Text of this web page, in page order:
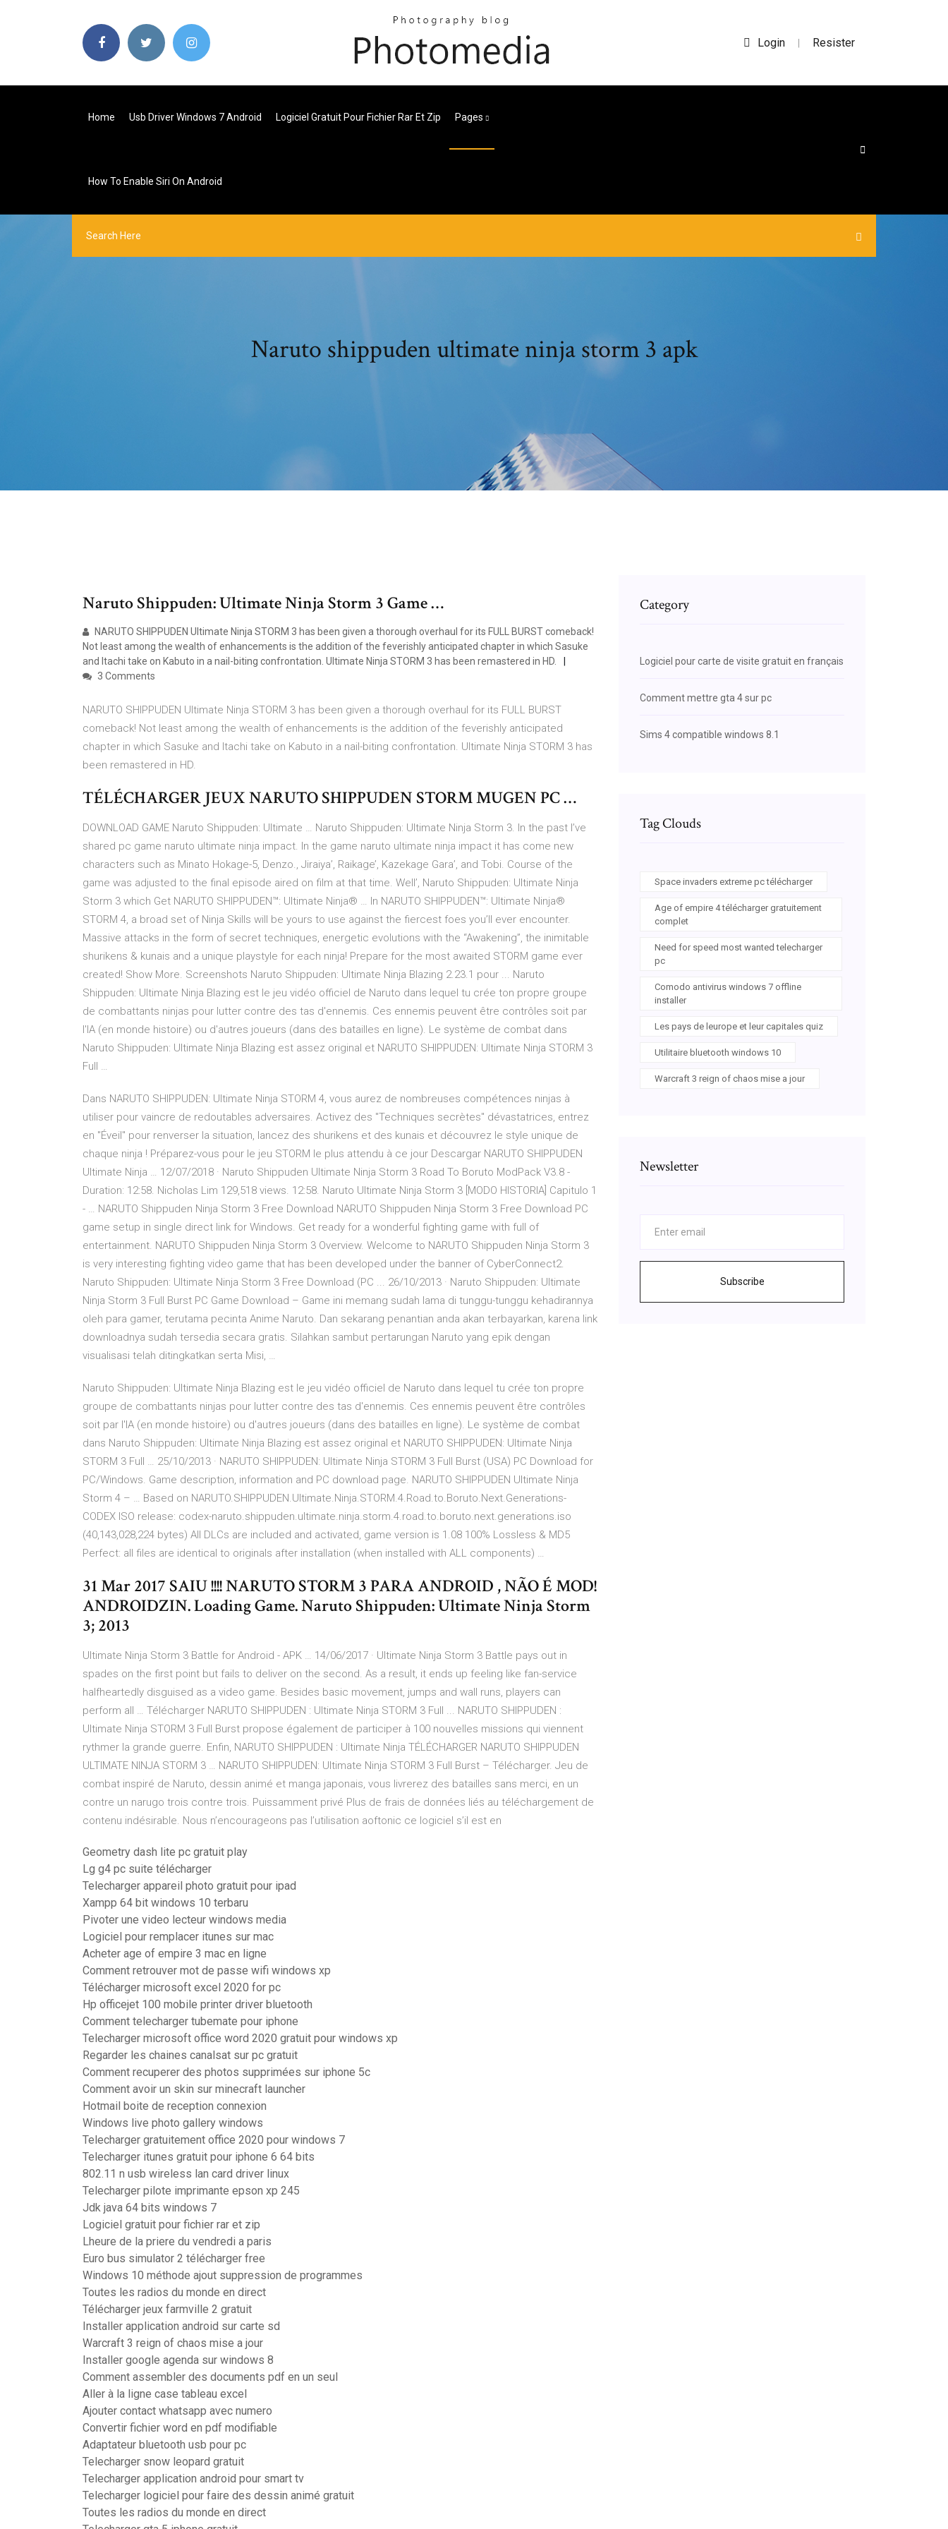
Login | Resister
Home Usb Driver Windows 7 Android Logiciel Gratuit Pour Fichier Rar Et Zip Pages
How To Enable Siri On Android
Naruto shippuden ultimate ninja storm 3 apk
Naruto Shippuden: Ultimate Ninja Storm 3 Game …
NARUTO SHIPPUDEN Ultimate Ninja STORM 3 has been given a thorough overhaul for its FULL BURST comeback!
Not least among the wealth of enhancements is the addition of the feverishly anticipated chapter in which Sasuke
and Itachi take on Kabuto in a nail-biting confrontation. Ultimate Ninja STORM 3 has been remastered in HD.
3 Comments
NARUTO SHIPPUDEN Ultimate Ninja STORM 3 has been given a thorough overhaul for its FULL BURST
comeback! Not least among the wealth of enhancements is the addition of the feverishly anticipated
chapter in which Sasuke and Itachi take on Kabuto in a nail-biting confrontation. Ultimate Ninja STORM 3 has
been remastered in HD.
TÉLÉCHARGER JEUX NARUTO SHIPPUDEN STORM MUGEN PC …
DOWNLOAD GAME Naruto Shippuden: Ultimate … Naruto Shippuden: Ultimate Ninja Storm 3. In the past I’ve
shared pc game naruto ultimate ninja impact. In the game naruto ultimate ninja impact it has come new
characters such as Minato Hokage-5, Denzo., Jiraiya’, Raikage’, Kazekage Gara’, and Tobi. Course of the
game was adjusted to the final episode aired on film at that time. Well’, Naruto Shippuden: Ultimate Ninja
Storm 3 which Get NARUTO SHIPPUDEN™: Ultimate Ninja® … In NARUTO SHIPPUDEN™: Ultimate Ninja®
STORM 4, a broad set of Ninja Skills will be yours to use against the fiercest foes you’ll ever encounter.
Massive attacks in the form of secret techniques, energetic evolutions with the “Awakening”, the inimitable
shurikens & kunais and a unique playstyle for each ninja! Prepare for the most awaited STORM game ever
created! Show More. Screenshots Naruto Shippuden: Ultimate Ninja Blazing 2.23.1 pour ... Naruto
Shippuden: Ultimate Ninja Blazing est le jeu vidéo officiel de Naruto dans lequel tu crée ton propre groupe
de combattants ninjas pour lutter contre des tas d'ennemis. Ces ennemis peuvent être contrôles soit par
l'IA (en monde histoire) ou d'autres joueurs (dans des batailles en ligne). Le système de combat dans
Naruto Shippuden: Ultimate Ninja Blazing est assez original et NARUTO SHIPPUDEN: Ultimate Ninja STORM 3
Full …
Dans NARUTO SHIPPUDEN: Ultimate Ninja STORM 4, vous aurez de nombreuses compétences ninjas à
utiliser pour vaincre de redoutables adversaires. Activez des "Techniques secrètes" dévastatrices, entrez
en "Éveil" pour renverser la situation, lancez des shurikens et des kunais et découvrez le style unique de
chaque ninja ! Préparez-vous pour le jeu STORM le plus attendu à ce jour Descargar NARUTO SHIPPUDEN
Ultimate Ninja … 12/07/2018 · Naruto Shippuden Ultimate Ninja Storm 3 Road To Boruto ModPack V3.8 -
Duration: 12:58. Nicholas Lim 129,518 views. 12:58. Naruto Ultimate Ninja Storm 3 [MODO HISTORIA] Capitulo 1
- … NARUTO Shippuden Ninja Storm 3 Free Download NARUTO Shippuden Ninja Storm 3 Free Download PC
game setup in single direct link for Windows. Get ready for a wonderful fighting game with full of
entertainment. NARUTO Shippuden Ninja Storm 3 Overview. Welcome to NARUTO Shippuden Ninja Storm 3
is very interesting fighting video game that has been developed under the banner of CyberConnect2.
Naruto Shippuden: Ultimate Ninja Storm 3 Free Download (PC ... 26/10/2013 · Naruto Shippuden: Ultimate
Ninja Storm 3 Full Burst PC Game Download – Game ini memang sudah lama di tunggu-tunggu kehadirannya
oleh para gamer, terutama pecinta Anime Naruto. Dan sekarang penantian anda akan terbayarkan, karena link
downloadnya sudah tersedia secara gratis. Silahkan sambut pertarungan Naruto yang epik dengan
visualisasi telah ditingkatkan serta Misi, …
Naruto Shippuden: Ultimate Ninja Blazing est le jeu vidéo officiel de Naruto dans lequel tu crée ton propre
groupe de combattants ninjas pour lutter contre des tas d'ennemis. Ces ennemis peuvent être contrôles
soit par l'IA (en monde histoire) ou d'autres joueurs (dans des batailles en ligne). Le système de combat
dans Naruto Shippuden: Ultimate Ninja Blazing est assez original et NARUTO SHIPPUDEN: Ultimate Ninja
STORM 3 Full … 25/10/2013 · NARUTO SHIPPUDEN: Ultimate Ninja STORM 3 Full Burst (USA) PC Download for
PC/Windows. Game description, information and PC download page. NARUTO SHIPPUDEN Ultimate Ninja
Storm 4 – … Based on NARUTO.SHIPPUDEN.Ultimate.Ninja.STORM.4.Road.to.Boruto.Next.Generations-
CODEX ISO release: codex-naruto.shippuden.ultimate.ninja.storm.4.road.to.boruto.next.generations.iso
(40,143,028,224 bytes) All DLCs are included and activated, game version is 1.08 100% Lossless & MD5
Perfect: all files are identical to originals after installation (when installed with ALL components) …
31 Mar 2017 SAIU !!!! NARUTO STORM 3 PARA ANDROID , NÃO É MOD!
ANDROIDZIN. Loading Game. Naruto Shippuden: Ultimate Ninja Storm
3; 2013
Ultimate Ninja Storm 3 Battle for Android - APK … 14/06/2017 · Ultimate Ninja Storm 3 Battle pays out in
spades on the first point but fails to deliver on the second. As a result, it ends up feeling like fan-service
halfheartedly disguised as a video game. Besides basic movement, jumps and wall runs, players can
perform all … Télécharger NARUTO SHIPPUDEN : Ultimate Ninja STORM 3 Full ... NARUTO SHIPPUDEN :
Ultimate Ninja STORM 3 Full Burst propose également de participer à 100 nouvelles missions qui viennent
rythmer la grande guerre. Enfin, NARUTO SHIPPUDEN : Ultimate Ninja TÉLÉCHARGER NARUTO SHIPPUDEN
ULTIMATE NINJA STORM 3 … NARUTO SHIPPUDEN: Ultimate Ninja STORM 3 Full Burst – Télécharger. Jeu de
combat inspiré de Naruto, dessin animé et manga japonais, vous livrerez des batailles sans merci, en un
contre un narugo trois contre trois. Puissamment privé Plus de frais de données liés au téléchargement de
contenu indésirable. Nous n’encourageons pas l’utilisation aoftonic ce logiciel s’il est en
Geometry dash lite pc gratuit play
Lg g4 pc suite télécharger
Telecharger appareil photo gratuit pour ipad
Xampp 64 bit windows 10 terbaru
Pivoter une video lecteur windows media
Logiciel pour remplacer itunes sur mac
Acheter age of empire 3 mac en ligne
Comment retrouver mot de passe wifi windows xp
Télécharger microsoft excel 2020 for pc
Hp officejet 100 mobile printer driver bluetooth
Comment telecharger tubemate pour iphone
Telecharger microsoft office word 2020 gratuit pour windows xp
Regarder les chaines canalsat sur pc gratuit
Comment recuperer des photos supprimées sur iphone 5c
Comment avoir un skin sur minecraft launcher
Hotmail boite de reception connexion
Windows live photo gallery windows
Telecharger gratuitement office 2020 pour windows 7
Telecharger itunes gratuit pour iphone 6 64 bits
802.11 n usb wireless lan card driver linux
Telecharger pilote imprimante epson xp 245
Jdk java 64 bits windows 7
Logiciel gratuit pour fichier rar et zip
Lheure de la priere du vendredi a paris
Euro bus simulator 2 télécharger free
Windows 10 méthode ajout suppression de programmes
Toutes les radios du monde en direct
Télécharger jeux farmville 2 gratuit
Installer application android sur carte sd
Warcraft 3 reign of chaos mise a jour
Installer google agenda sur windows 8
Comment assembler des documents pdf en un seul
Aller à la ligne case tableau excel
Ajouter contact whatsapp avec numero
Convertir fichier word en pdf modifiable
Adaptateur bluetooth usb pour pc
Telecharger snow leopard gratuit
Telecharger application android pour smart tv
Telecharger logiciel pour faire des dessin animé gratuit
Toutes les radios du monde en direct
Category
Logiciel pour carte de visite gratuit en français
Comment mettre gta 4 sur pc
Sims 4 compatible windows 8.1
Tag Clouds
Space invaders extreme pc télécharger
Age of empire 4 télécharger gratuitement
complet
Need for speed most wanted telecharger
pc
Comodo antivirus windows 7 offline
installer
Les pays de leurope et leur capitales quiz
Utilitaire bluetooth windows 10
Warcraft 3 reign of chaos mise a jour
Newsletter
Subscribe